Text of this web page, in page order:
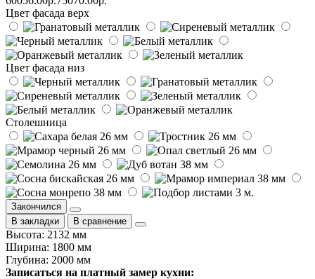
Цвет фасада верх
Цвет фасада низ
Столешница
Закончился
В закладки
В сравнение
Высота: 2132 мм
Ширина: 1800 мм
Глубина: 2000 мм
Записаться на платный замер кухни: